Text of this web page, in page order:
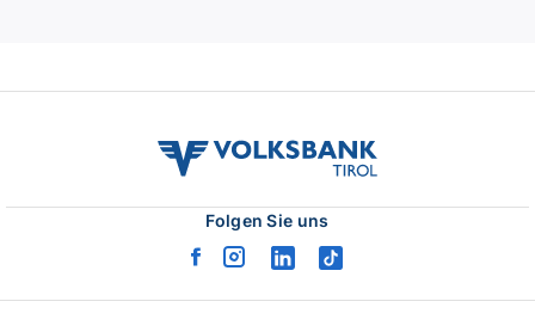
volksbank
Folgen Sie uns
facebook
instagram
linkedintiktok